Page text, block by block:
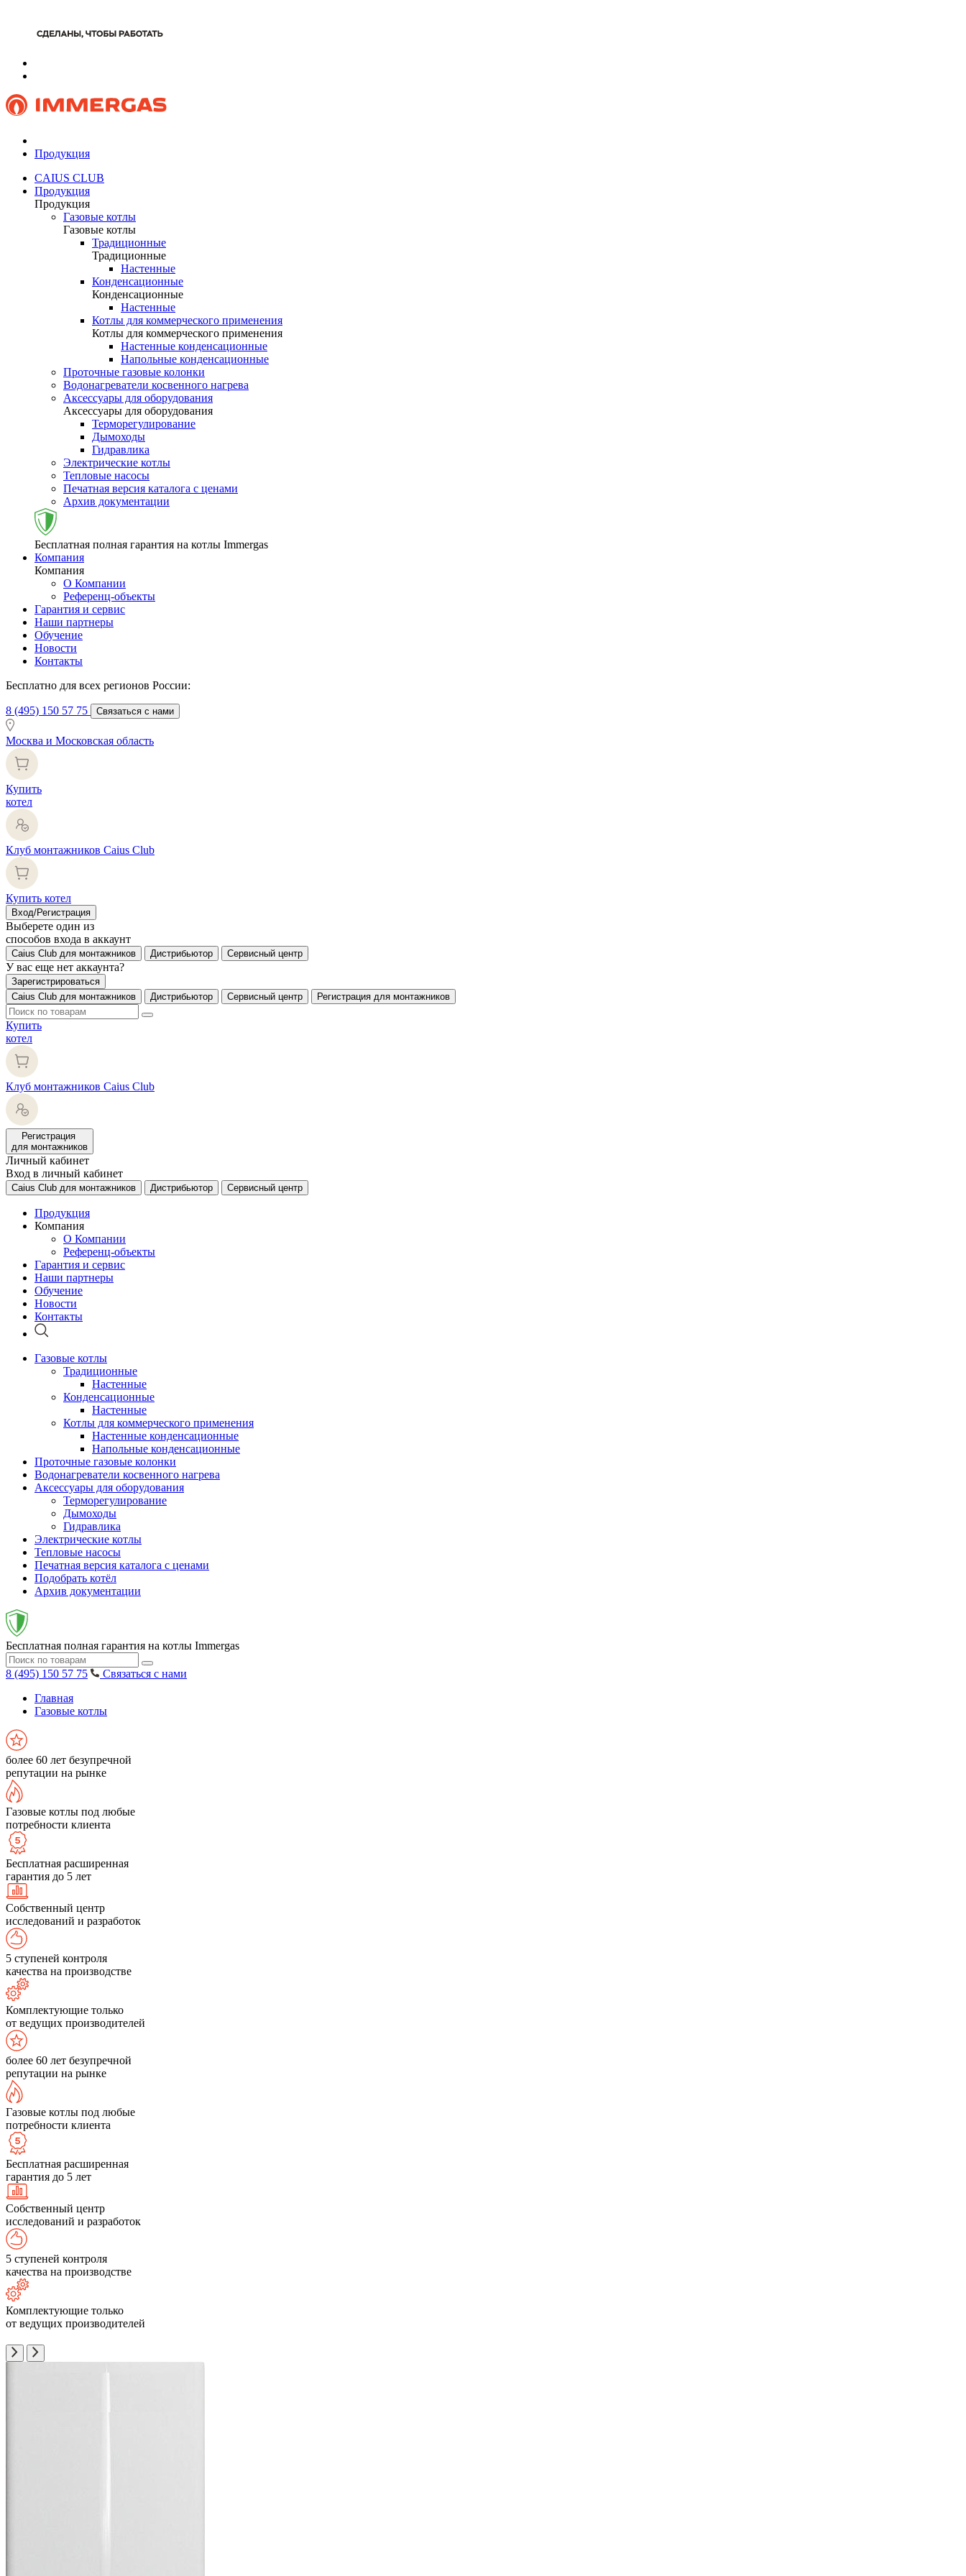
Продукция
CAIUS CLUB
Продукция
Продукция
Газовые котлы
Газовые котлы
Традиционные
Традиционные
Настенные
Конденсационные
Конденсационные
Настенные
Котлы для коммерческого применения
Котлы для коммерческого применения
Настенные конденсационные
Напольные конденсационные
Проточные газовые колонки
Водонагреватели косвенного нагрева
Аксессуары для оборудования
Аксессуары для оборудования
Терморегулирование
Дымоходы
Гидравлика
Электрические котлы
Тепловые насосы
Печатная версия каталога с ценами
Архив документации
Бесплатная полная гарантия на котлы Immergas
Компания
Компания
О Компании
Референц-объекты
Гарантия и сервис
Наши партнеры
Обучение
Новости
Контакты
Бесплатно для всех регионов России:
8 (495) 150 57 75 Связаться с нами
Москва и Московская область
Купить
котел
Клуб монтажников Caius Club
Купить котел
Вход/Регистрация
Выберете один из
способов входа в аккаунт
Caius Club для монтажников Дистрибьютор Сервисный центр
У вас еще нет аккаунта?
Зарегистрироваться
Caius Club для монтажников
Дистрибьютор Сервисный центр Регистрация для монтажников
Купить
котел
Клуб монтажников Caius Club
Регистрация
для монтажников
Личный кабинет
Вход в личный кабинет
Caius Club для монтажников Дистрибьютор Сервисный центр
Продукция
Компания
О Компании
Референц-объекты
Гарантия и сервис
Наши партнеры
Обучение
Новости
Контакты
Газовые котлы
Традиционные
Настенные
Конденсационные
Настенные
Котлы для коммерческого применения
Настенные конденсационные
Напольные конденсационные
Проточные газовые колонки
Водонагреватели косвенного нагрева
Аксессуары для оборудования
Терморегулирование
Дымоходы
Гидравлика
Электрические котлы
Тепловые насосы
Печатная версия каталога с ценами
Подобрать котёл
Архив документации
Бесплатная полная гарантия на котлы Immergas
8 (495) 150 57 75
Связаться с нами
Главная
Газовые котлы
более 60 лет безупречной
репутации на рынке
Газовые котлы под любые
потребности клиента
Бесплатная расширенная
гарантия до 5 лет
Собственный центр
исследований и разработок
5 ступеней контроля
качества на производстве
Комплектующие только
от ведущих производителей
более 60 лет безупречной
репутации на рынке
Газовые котлы под любые
потребности клиента
Бесплатная расширенная
гарантия до 5 лет
Собственный центр
исследований и разработок
5 ступеней контроля
качества на производстве
Комплектующие только
от ведущих производителей